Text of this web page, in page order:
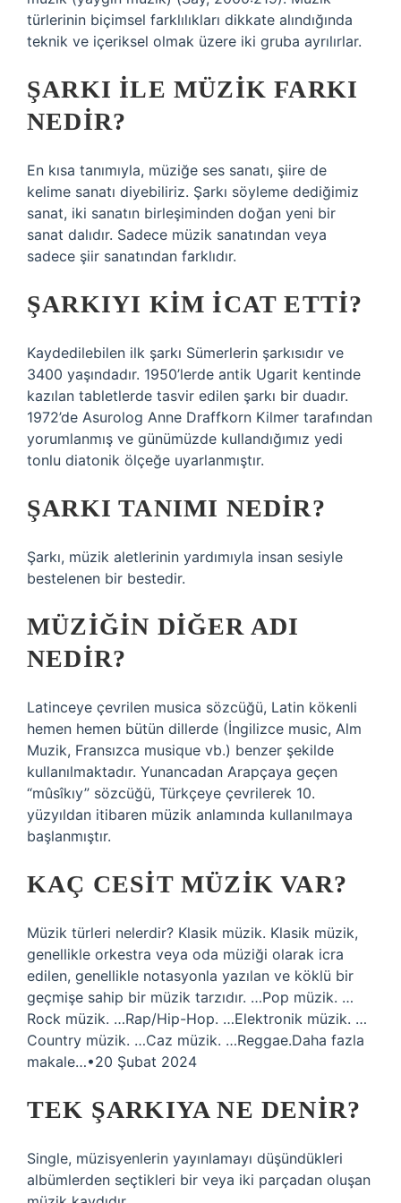
türlerinin biçimsel farklılıkları dikkate alındığında
teknik ve içeriksel olmak üzere iki gruba ayrılırlar.
ŞARKI ILE MÜZIK FARKI
NEDIR?
En kısa tanımıyla, müziğe ses sanatı, şiire de
kelime sanatı diyebiliriz. Şarkı söyleme dediğimiz
sanat, iki sanatın birleşiminden doğan yeni bir
sanat dalıdır. Sadece müzik sanatından veya
sadece şiir sanatından farklıdır.
ŞARKIYI KIM ICAT ETTI?
Kaydedilebilen ilk şarkı Sümerlerin şarkısıdır ve
3400 yaşındadır. 1950’lerde antik Ugarit kentinde
kazılan tabletlerde tasvir edilen şarkı bir duadır.
1972’de Asurolog Anne Draffkorn Kilmer tarafından
yorumlanmış ve günümüzde kullandığımız yedi
tonlu diatonik ölçeğe uyarlanmıştır.
ŞARKI TANIMI NEDIR?
Şarkı, müzik aletlerinin yardımıyla insan sesiyle
bestelenen bir bestedir.
MÜZIĞIN DIĞER ADI
NEDIR?
Latinceye çevrilen musica sözcüğü, Latin kökenli
hemen hemen bütün dillerde (İngilizce music, Alm
Muzik, Fransızca musique vb.) benzer şekilde
kullanılmaktadır. Yunancadan Arapçaya geçen
“mûsîkıy” sözcüğü, Türkçeye çevrilerek 10.
yüzyıldan itibaren müzik anlamında kullanılmaya
başlanmıştır.
KAÇ CESIT MÜZIK VAR?
Müzik türleri nelerdir? Klasik müzik. Klasik müzik,
genellikle orkestra veya oda müziği olarak icra
edilen, genellikle notasyonla yazılan ve köklü bir
geçmişe sahip bir müzik tarzıdır. …Pop müzik. …
Rock müzik. …Rap/Hip-Hop. …Elektronik müzik. …
Country müzik. …Caz müzik. …Reggae.Daha fazla
makale…•20 Şubat 2024
TEK ŞARKIYA NE DENIR?
Single, müzisyenlerin yayınlamayı düşündükleri
albümlerden seçtikleri bir veya iki parçadan oluşan